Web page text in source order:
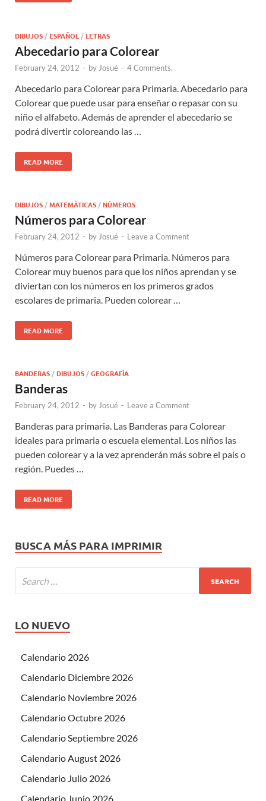
DIBUJOS /ESPAÑOL /LETRAS
Abecedario para Colorear
February 24, 2012 - by Josué - 4 Comments.
Abecedario para Colorear para Primaria. Abecedario para
Colorear que puede usar para enseñar o repasar con su
niño el alfabeto. Además de aprender el abecedario se
podrá divertir coloreando las …
READ MORE
DIBUJOS /MATEMÁTICAS /NÚMEROS
Números para Colorear
February 24, 2012 - by Josué - Leave a Comment
Números para Colorear para Primaria. Números para
Colorear muy buenos para que los niños aprendan y se
diviertan con los números en los primeros grados
escolares de primaria. Pueden colorear …
READ MORE
BANDERAS /DIBUJOS /GEOGRAFÍA
Banderas
February 24, 2012 - by Josué - Leave a Comment
Banderas para primaria. Las Banderas para Colorear
ideales para primaria o escuela elemental. Los niños las
pueden colorear y a la vez aprenderán más sobre el país o
región. Puedes …
READ MORE
BUSCA MÁS PARA IMPRIMIR
LO NUEVO
Calendario 2026
Calendario Diciembre 2026
Calendario Noviembre 2026
Calendario Octubre 2026
Calendario Septiembre 2026
Calendario August 2026
Calendario Julio 2026
Calendario Junio 2026